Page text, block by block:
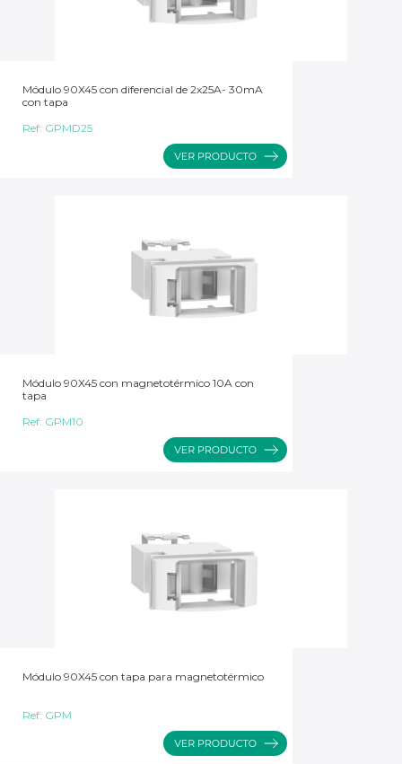
Módulo 90X45 con diferencial de 2x25A- 30mA
con tapa
Ref: GPMD25
Módulo 90X45 con magnetotérmico 10A con
tapa
Ref: GPM10
Módulo 90X45 con tapa para magnetotérmico
Ref: GPM